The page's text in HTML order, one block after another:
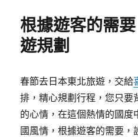
根據遊客的需
遊規劃
春節去日本東北旅遊，交給
排，精心規劃行程，您只要
的心情，在這個熱情的國度
國風情，根據遊客的需要